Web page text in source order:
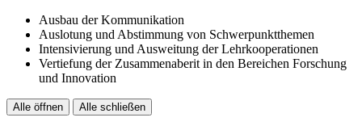
Ausbau der Kommunikation
Auslotung und Abstimmung von Schwerpunktthemen
Intensivierung und Ausweitung der Lehrkooperationen
Vertiefung der Zusammenaberit in den Bereichen Forschung
und Innovation
Alle öffnen Alle schließen